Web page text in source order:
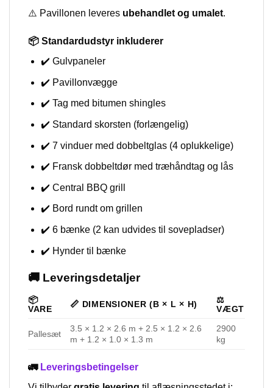
⚠️ Pavillonen leveres ubehandlet og umalet.
📦 Standardudstyr inkluderer
✔️ Gulvpaneler
✔️ Pavillonvægge
✔️ Tag med bitumen shingles
✔️ Standard skorsten (forlængelig)
✔️ 7 vinduer med dobbeltglas (4 oplukkelige)
✔️ Fransk dobbeltdør med træhåndtag og lås
✔️ Central BBQ grill
✔️ Bord rundt om grillen
✔️ 6 bænke (2 kan udvides til sovepladser)
✔️ Hynder til bænke
🚚 Leveringsdetaljer
📦
VARE
📏 DIMENSIONER (B × L × H)
⚖️
VÆGT
Pallesæt
3.5 × 1.2 × 2.6 m + 2.5 × 1.2 × 2.6
m + 1.2 × 1.0 × 1.3 m
2900
kg
🚛 Leveringsbetingelser